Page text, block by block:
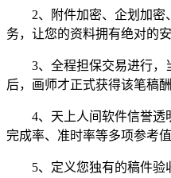
2、附件加密、企划加密
务，让您的资料拥有绝对的安
3、全程担保交易进行，
后，画师才正式获得该笔稿酬
4、天上人间软件信誉透
完成率、准时率等多项参考
5、定义您独有的稿件验